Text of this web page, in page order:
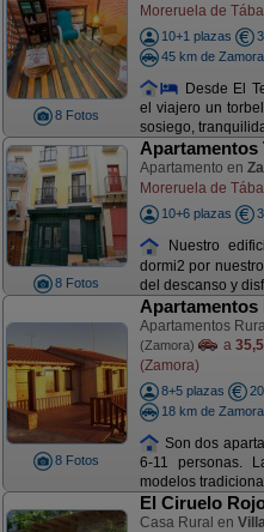
8 Fotos
Moreruela de
10+1 plazas
45 km de Zamora
Desde El
el viajero un
sosiego,
8 Fotos
Apartamento en
Moreruela de
10+6 plazas
Nuestro
dormi2 por
del descanso y
8 Fotos
Apartamentos
Apartamentos
(Zamora) a
(Zamora)
8+5 plazas
18 km de Zamora
Son dos
6-11 personas.
modelos
El Ciruelo
Casa Rural en